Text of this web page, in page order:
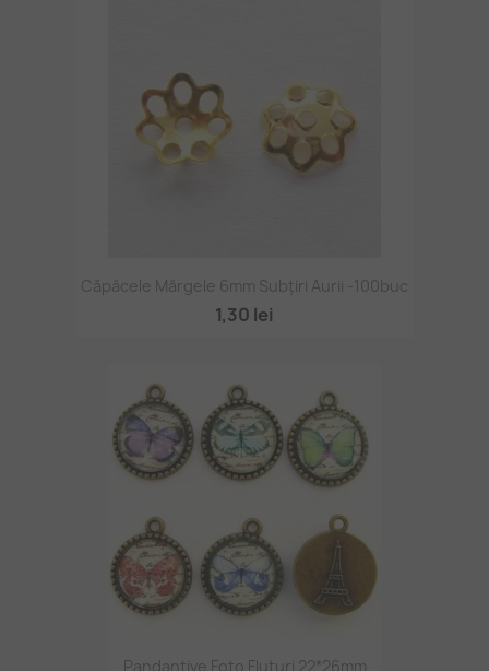
Căpăcele Mărgele 6mm Subțiri Aurii -100buc
1,30 lei
Pandantive Foto Fluturi 22*26mm